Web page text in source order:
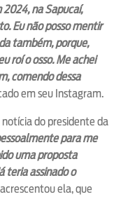
2024, na Sapucaí,
Eu não posso mentir
também, porque,
roí o osso. Me achei
comendo dessa
em seu Instagram.
do presidente da
para me
uma proposta
teria assinado o
acrescentou ela, que